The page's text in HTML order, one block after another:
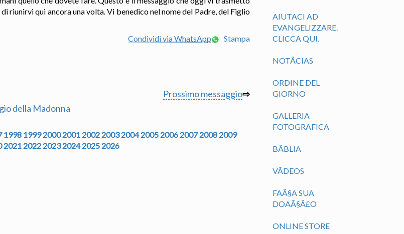
riunirvi qui ancora una volta. Vi benedico nel nome del Padre, del Figlio
Condividi via WhatsApp
Stampa
Prossimo messaggio⇨
della Madonna
1998 1999 2000 2001 2002 2003 2004 2005 2006 2007 2008 2009
2021 2022 2023 2024 2025 2026
AIUTACI AD
EVANGELIZZARE.
CLICCA QUI.
NOTÃ­CIAS
ORDINE DEL
GIORNO
GALLERIA
FOTOGRAFICA
BÃ­BLIA
VÃ­DEOS
FAÃ§A SUA
DOAÃ§Ã£O
ONLINE STORE